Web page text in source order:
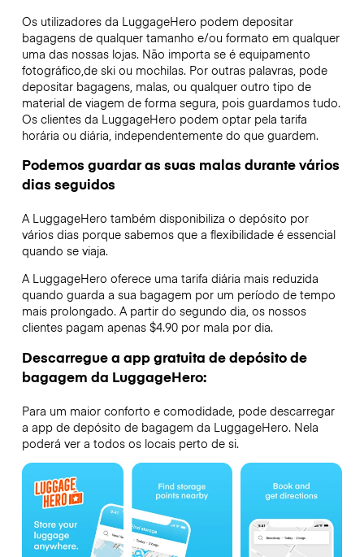
Os utilizadores da LuggageHero podem depositar
bagagens de qualquer tamanho e/ou formato em qualquer
uma das nossas lojas. Não importa se é equipamento
fotográfico,de ski ou mochilas. Por outras palavras, pode
depositar bagagens, malas, ou qualquer outro tipo de
material de viagem de forma segura, pois guardamos tudo.
Os clientes da LuggageHero podem optar pela tarifa
horária ou diária, independentemente do que guardem.
Podemos guardar as suas malas durante vários
dias seguidos
A LuggageHero também disponibiliza o depósito por
vários dias porque sabemos que a flexibilidade é essencial
quando se viaja.
A LuggageHero oferece uma tarifa diária mais reduzida
quando guarda a sua bagagem por um período de tempo
mais prolongado. A partir do segundo dia, os nossos
clientes pagam apenas $4.90 por mala por dia.
Descarregue a app gratuita de depósito de
bagagem da LuggageHero:
Para um maior conforto e comodidade, pode descarregar
a app de depósito de bagagem da LuggageHero. Nela
poderá ver a todos os locais perto de si.